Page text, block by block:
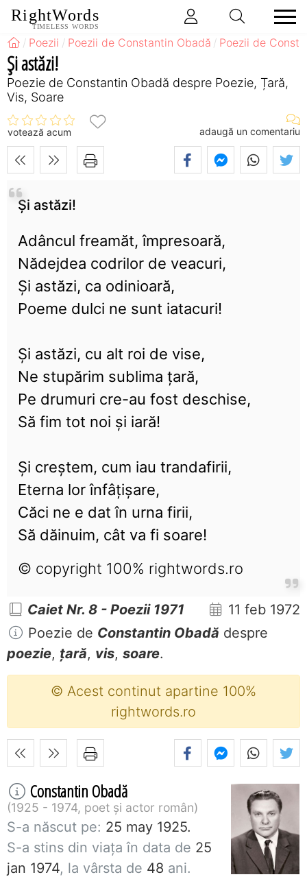
RightWords
TIMELESS WORDS
Poezii Poezii de Constantin Obadă Poezii de
Și astăzi!
Poezie de Constantin Obadă despre Poezie, Țară,
Vis, Soare
votează acum adaugă un comentariu
Și astăzi!
Adâncul freamăt, împresoară,
Nădejdea codrilor de veacuri,
Și astăzi, ca odinioară,
Poeme dulci ne sunt iatacuri!
Și astăzi, cu alt roi de vise,
Ne stupărim sublima țară,
Pe drumuri cre-au fost deschise,
Să fim tot noi și iară!
Și creștem, cum iau trandafirii,
Eterna lor înfâțișare,
Căci ne e dat în urna firii,
Să dăinuim, cât va fi soare!
© copyright 100% rightwords.ro
Caiet Nr. 8 - Poezii 1971
11 feb 1972
Poezie de Constantin Obadă despre
poezie, țară, vis, soare.
© Acest continut apartine 100%
rightwords.ro
Constantin Obadă
1925 - 1974, poet și actor român
S-a născut pe: 25 may 1925.
S-a stins din viaţa în data de 25
jan 1974, la vârsta de 48 ani.